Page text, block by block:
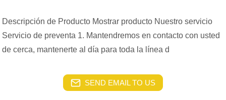
Descripción de Producto Mostrar producto Nuestro servicio
Servicio de preventa 1. Mantendremos en contacto con usted
de cerca, mantenerte al día para toda la línea d
SEND EMAIL TO US